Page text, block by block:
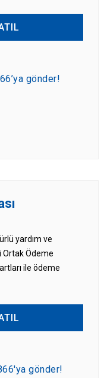
gönder!
yardım ve
Ortak Ödeme
ile ödeme
gönder!